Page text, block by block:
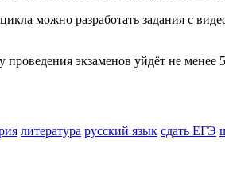
можно разработать задания с
экзаменов уйдёт не
литература русский язык сдать ЕГЭ